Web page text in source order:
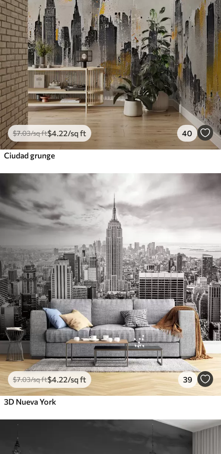
$7.03/sq ft$4 .22/sq ft 40
Ciudad grunge
$7.03/sq ft$4 .22/sq ft 39
3D Nueva York